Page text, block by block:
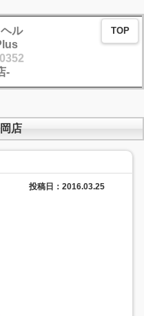
ル
-
TOP
店
投稿日：2016.03.25